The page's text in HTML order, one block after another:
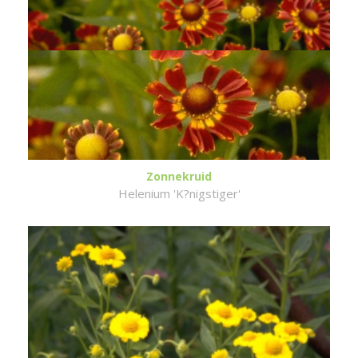
Zonnekruid
Helenium 'K?nigstiger'